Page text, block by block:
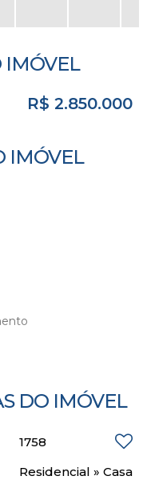
IMÓVEL
R$ 2.850.000
IMÓVEL
de piscina
solares
para carros
cinza para reutilização
DO IMÓVEL
1758
Residencial » Casa